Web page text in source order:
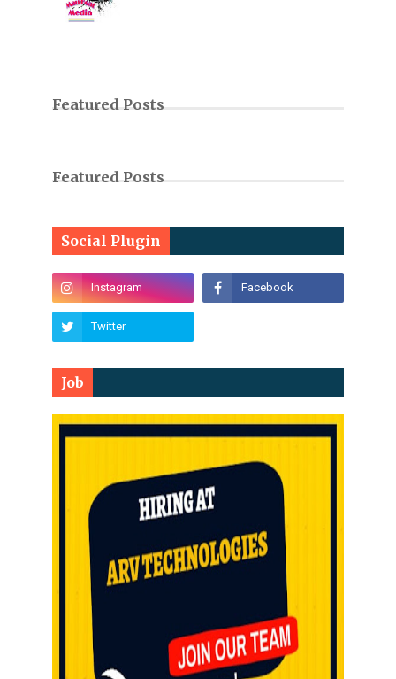
Featured Posts
Featured Posts
Social Plugin
Job